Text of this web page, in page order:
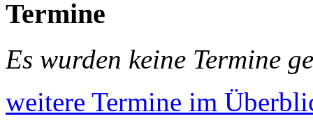
Termine
Es wurden keine Termine
weitere Termine im